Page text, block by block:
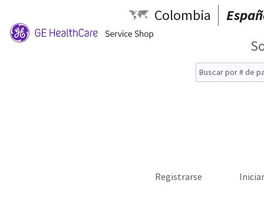
Colombia
Registrarse